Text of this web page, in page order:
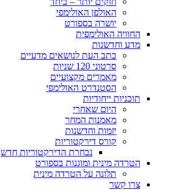
האולפן האולימפי
יושרה בספורט
החוויה האולימפית
מדע וחדשנות
כתב העת לנושאים מדעיים
סרטוני 120 שניות
מאמרים מקצועיים
הסטנדרט האולימפי
תוכניות ייחודיות
היום שאחרי
מאמנות המחר
יזמות וחדשנות
קורס דירקטוריות
נבחרת הדירקטוריות חדש
הטרדה מינית ומוגנות בספורט
תלונה על הטרדה מינית
צרו קשר